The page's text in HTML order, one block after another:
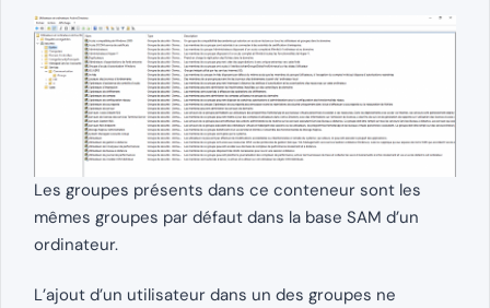
Les groupes présents dans ce conteneur sont les
mêmes groupes par défaut dans la base SAM d’un
ordinateur.
L’ajout d’un utilisateur dans un des groupes ne